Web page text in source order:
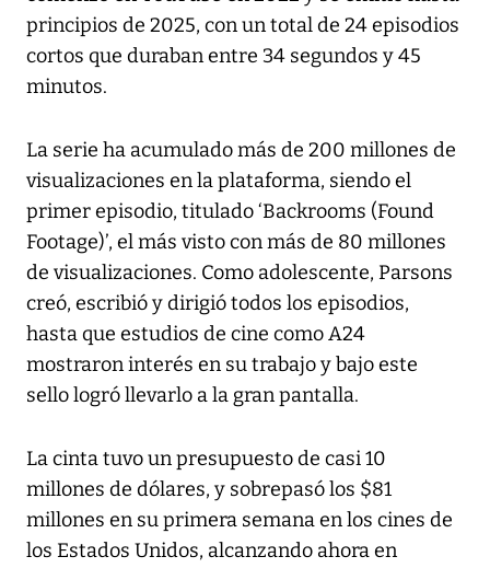
principios de 2025, con un total de 24 episodios
cortos que duraban entre 34 segundos y 45
minutos.
La serie ha acumulado más de 200 millones de
visualizaciones en la plataforma, siendo el
primer episodio, titulado ‘Backrooms (Found
Footage)’, el más visto con más de 80 millones
de visualizaciones. Como adolescente, Parsons
creó, escribió y dirigió todos los episodios,
hasta que estudios de cine como A24
mostraron interés en su trabajo y bajo este
sello logró llevarlo a la gran pantalla.
La cinta tuvo un presupuesto de casi 10
millones de dólares, y sobrepasó los $81
millones en su primera semana en los cines de
los Estados Unidos, alcanzando ahora en